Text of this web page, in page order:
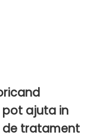
pot ajuta in
de tratament